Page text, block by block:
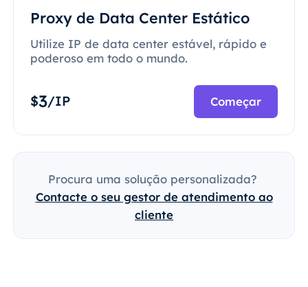
Proxy de Data Center Estático
Utilize IP de data center estável, rápido e
poderoso em todo o mundo.
$3/IP Começar
Procura uma solução personalizada?
Contacte o seu gestor de atendimento ao
cliente